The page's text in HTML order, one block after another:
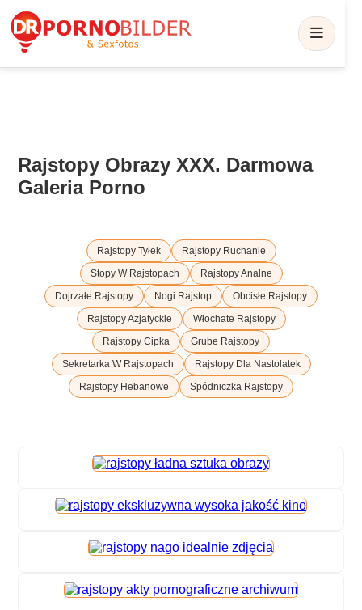
Rajstopy Obrazy XXX. Darmowa
Galeria Porno
Rajstopy Tyłek
Rajstopy Ruchanie
Stopy W Rajstopach
Rajstopy Analne
Dojrzałe Rajstopy
Nogi Rajstop
Obcisłe Rajstopy
Rajstopy Azjatyckie
Włochate Rajstopy
Rajstopy Cipka
Grube Rajstopy
Sekretarka W Rajstopach
Rajstopy Dla Nastolatek
Rajstopy Hebanowe
Spódniczka Rajstopy